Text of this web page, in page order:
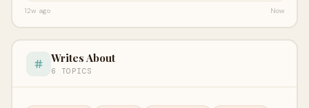
12w ago Now
Writes About
6 TOPICS